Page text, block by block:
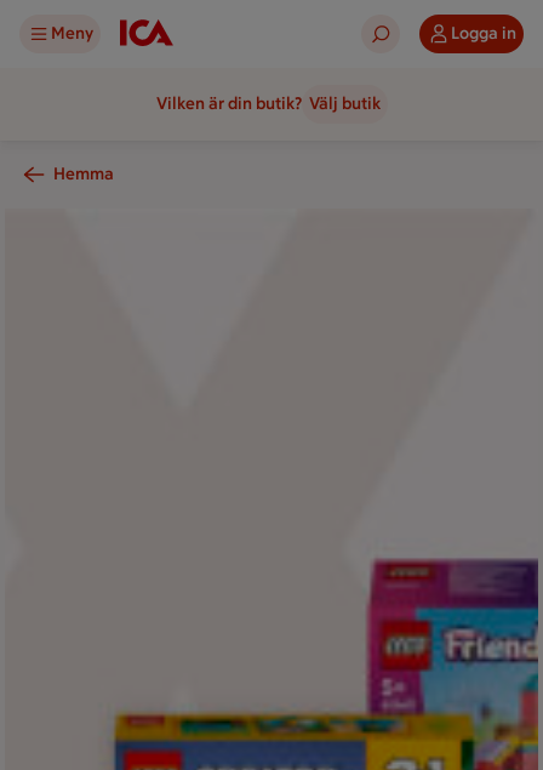
Meny Logga in
Vilken är din butik? Välj butik
Hemma